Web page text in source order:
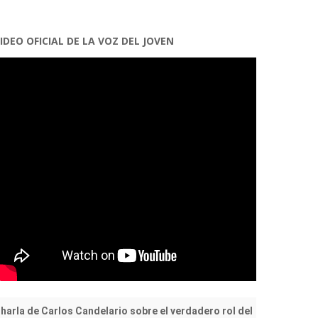
OFICIAL DE LA VOZ DEL JOVEN
de Carlos Candelario sobre el verdadero rol del